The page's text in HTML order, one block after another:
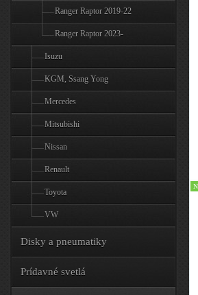
Ranger Raptor 2019-22
Ranger Raptor 2023-
Isuzu
KGM, Ssang Yong
Mercedes
Mitsubishi
Nissan
Renault
Toyota
VW
Disky a pneumatiky
Prídavné svetlá